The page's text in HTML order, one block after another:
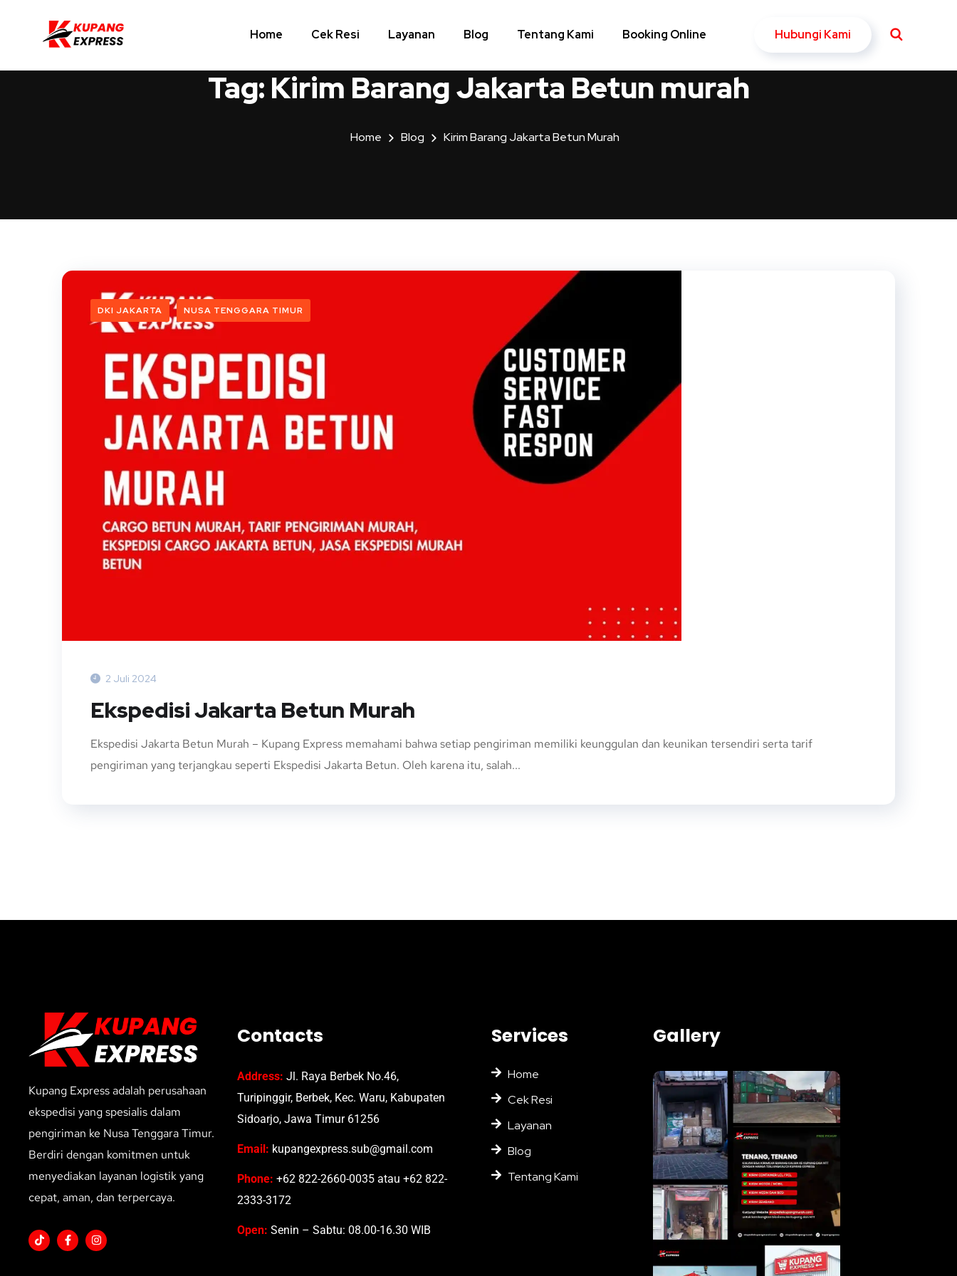
Home Cek Resi Layanan Blog Tentang Kami Booking Online Hubungi Kami
Tag: Kirim Barang Jakarta Betun murah
Home Blog Kirim Barang Jakarta Betun Murah
DKI JAKARTA NUSA TENGGARA TIMUR
2 Juli 2024
Ekspedisi Jakarta Betun Murah
Ekspedisi Jakarta Betun Murah – Kupang Express memahami bahwa setiap pengiriman memiliki keunggulan dan keunikan tersendiri serta tarif
pengiriman yang terjangkau seperti Ekspedisi Jakarta Betun. Oleh karena itu, salah...
Kupang Express adalah perusahaan
ekspedisi yang spesialis dalam
pengiriman ke Nusa Tenggara Timur.
Berdiri dengan komitmen untuk
menyediakan layanan logistik yang
cepat, aman, dan terpercaya.
Contacts
Address: Jl. Raya Berbek No.46,
Turipinggir, Berbek, Kec. Waru, Kabupaten
Sidoarjo, Jawa Timur 61256
Email: kupangexpress.sub@gmail.com
Phone: +62 822-2660-0035 atau +62 822-
2333-3172
Open: Senin – Sabtu: 08.00-16.30 WIB
Services
Home
Cek Resi
Layanan
Blog
Tentang Kami
Gallery